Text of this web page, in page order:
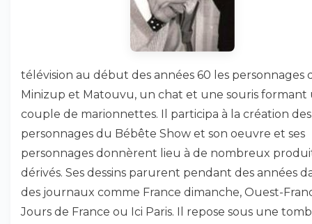
télévision au début des années 60 les personnages
Minizup et Matouvu, un chat et une souris formant
couple de marionnettes. Il participa à la création des
personnages du Bébête Show et son oeuvre et ses
personnages donnèrent lieu à de nombreux
dérivés. Ses dessins parurent pendant des années
des journaux comme France dimanche, Ouest-
Jours de France ou Ici Paris. Il repose sous une